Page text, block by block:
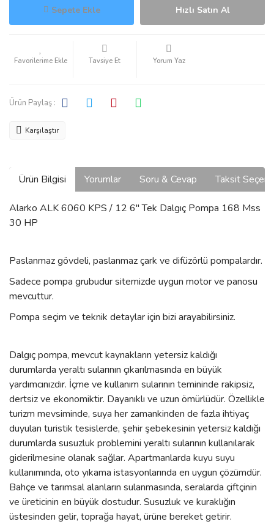
Sepete Ekle Hızlı Satın Al
Tavsiye Et Yorum Yaz
Ürün Paylaş :
Karşılaştır
Ürün Bilgisi Yorumlar Soru & Cevap Taksit
Alarko ALK 6060 KPS / 12 6'' Tek Dalgıç Pompa 168 Mss
30 HP
Paslanmaz gövdeli, paslanmaz çark ve difüzörlü pompalardır.
Sadece pompa grubudur sitemizde uygun motor ve panosu
mevcuttur.
Pompa seçim ve teknik detaylar için bizi arayabilirsiniz.
Dalgıç pompa, mevcut kaynakların yetersiz kaldığı
durumlarda yeraltı sularının çıkarılmasında en büyük
yardımcınızdır. İçme ve kullanım sularının temininde rakipsiz,
dertsiz ve ekonomiktir. Dayanıklı ve uzun ömürlüdür. Özellikle
turizm mevsiminde, suya her zamankinden de fazla ihtiyaç
duyulan turistik tesislerde, şehir şebekesinin yetersiz kaldığı
durumlarda susuzluk problemini yeraltı sularının kullanılarak
giderilmesine olanak sağlar. Apartmanlarda kuyu suyu
kullanımında, oto yıkama istasyonlarında en uygun çözümdür.
Bahçe ve tarımsal alanların sulanmasında, seralarda çiftçinin
ve üreticinin en büyük dostudur. Susuzluk ve kuraklığın
üstesinden gelir, toprağa hayat, ürüne bereket getirir.